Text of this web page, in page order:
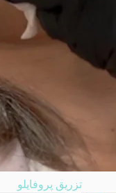
تزریق پروفایلو